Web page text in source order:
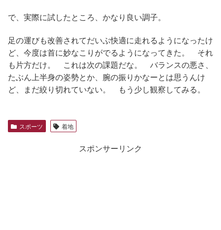
で、実際に試したところ、かなり良い調子。
足の運びも改善されてだいぶ快適に走れるようになったけ
ど、今度は首に妙なこりがでるようになってきた。 それ
も片方だけ。 これは次の課題だな。 バランスの悪さ、
たぶん上半身の姿勢とか、腕の振りかなーとは思うんけ
ど、まだ絞り切れていない。 もう少し観察してみる。
スポーツ 着地
スポンサーリンク